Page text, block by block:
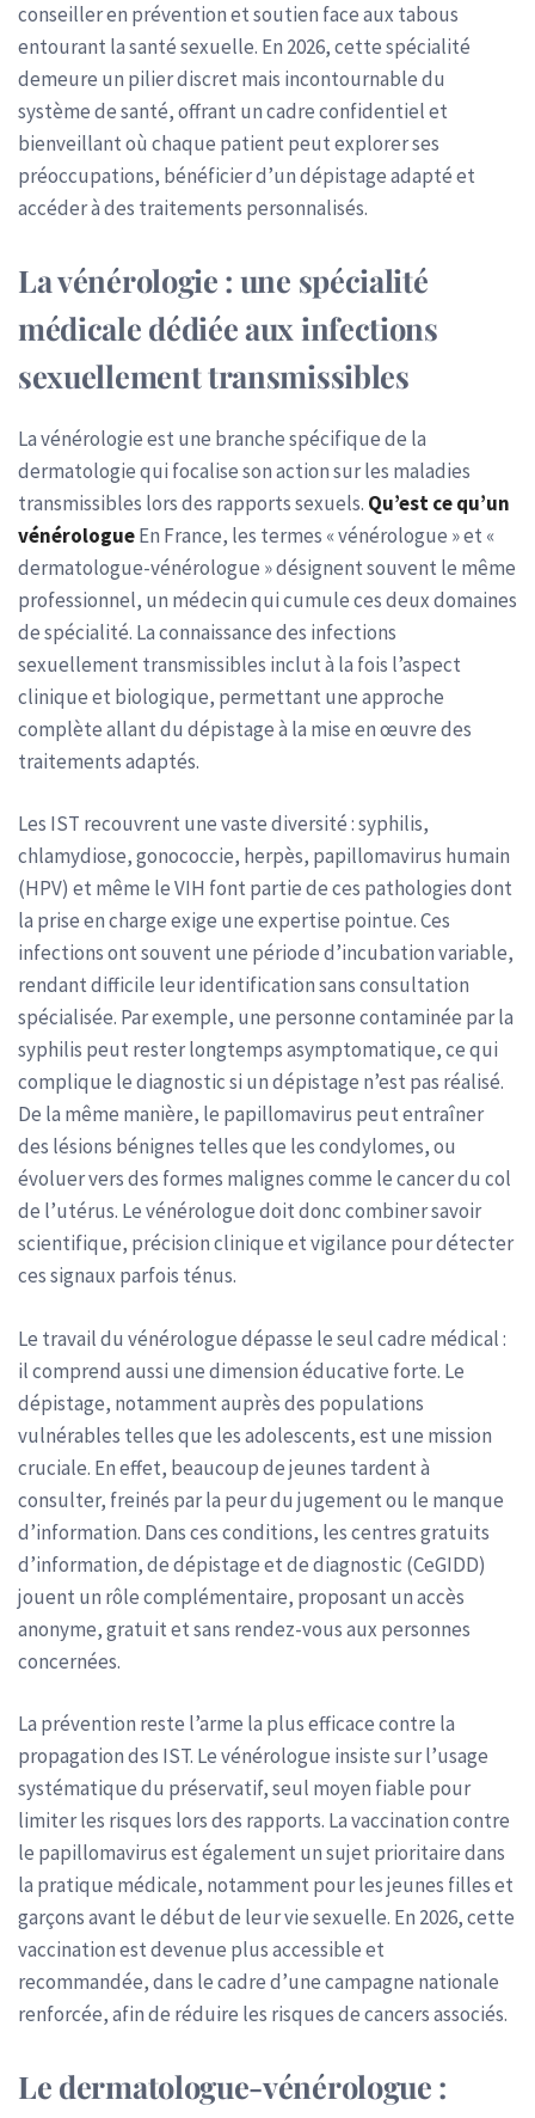
conseiller en prévention et soutien face aux tabous
entourant la santé sexuelle. En 2026, cette spécialité
demeure un pilier discret mais incontournable du
système de santé, offrant un cadre confidentiel et
bienveillant où chaque patient peut explorer ses
préoccupations, bénéficier d’un dépistage adapté et
accéder à des traitements personnalisés.
La vénérologie : une spécialité
médicale dédiée aux infections
sexuellement transmissibles
La vénérologie est une branche spécifique de la
dermatologie qui focalise son action sur les maladies
transmissibles lors des rapports sexuels. Qu’est ce qu’un
vénérologueEn France, les termes « vénérologue » et «
dermatologue-vénérologue » désignent souvent le même
professionnel, un médecin qui cumule ces deux domaines
de spécialité. La connaissance des infections
sexuellement transmissibles inclut à la fois l’aspect
clinique et biologique, permettant une approche
complète allant du dépistage à la mise en œuvre des
traitements adaptés.
Les IST recouvrent une vaste diversité : syphilis,
chlamydiose, gonococcie, herpès, papillomavirus humain
(HPV) et même le VIH font partie de ces pathologies dont
la prise en charge exige une expertise pointue. Ces
infections ont souvent une période d’incubation variable,
rendant difficile leur identification sans consultation
spécialisée. Par exemple, une personne contaminée par la
syphilis peut rester longtemps asymptomatique, ce qui
complique le diagnostic si un dépistage n’est pas réalisé.
De la même manière, le papillomavirus peut entraîner
des lésions bénignes telles que les condylomes, ou
évoluer vers des formes malignes comme le cancer du col
de l’utérus. Le vénérologue doit donc combiner savoir
scientifique, précision clinique et vigilance pour détecter
ces signaux parfois ténus.
Le travail du vénérologue dépasse le seul cadre médical :
il comprend aussi une dimension éducative forte. Le
dépistage, notamment auprès des populations
vulnérables telles que les adolescents, est une mission
cruciale. En effet, beaucoup de jeunes tardent à
consulter, freinés par la peur du jugement ou le manque
d’information. Dans ces conditions, les centres gratuits
d’information, de dépistage et de diagnostic (CeGIDD)
jouent un rôle complémentaire, proposant un accès
anonyme, gratuit et sans rendez-vous aux personnes
concernées.
La prévention reste l’arme la plus efficace contre la
propagation des IST. Le vénérologue insiste sur l’usage
systématique du préservatif, seul moyen fiable pour
limiter les risques lors des rapports. La vaccination contre
le papillomavirus est également un sujet prioritaire dans
la pratique médicale, notamment pour les jeunes filles et
garçons avant le début de leur vie sexuelle. En 2026, cette
vaccination est devenue plus accessible et
recommandée, dans le cadre d’une campagne nationale
renforcée, afin de réduire les risques de cancers associés.
Le dermatologue-vénérologue :